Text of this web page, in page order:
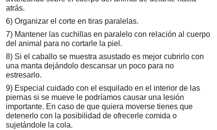
atrás.
6) Organizar el corte en tiras paralelas.
7) Mantener las cuchillas en paralelo con relación al cuerpo
del animal para no cortarle la piel.
8) Si el caballo se muestra asustado es mejor cubrirlo con
una manta dejándolo descansar un poco para no
estresarlo.
9) Especial cuidado con el esquilado en el interior de las
piernas si se mueve le podríamos causar una lesión
importante. En caso de que quiera moverse tienes que
detenerlo con la posibilidad de ofrecerle comida o
sujetándole la cola.